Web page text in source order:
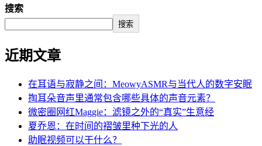
搜索
搜索
近期文章
在耳语与寂静之间：MeowyASMR与当代人的数字安眠
掏耳朵音声里通常包含哪些具体的声音元素？
微密圈网红Maggie：滤镜之外的“真实”生意经
夏乔恩：在时间的褶皱里种下光的人
助眠视频可以干什么？